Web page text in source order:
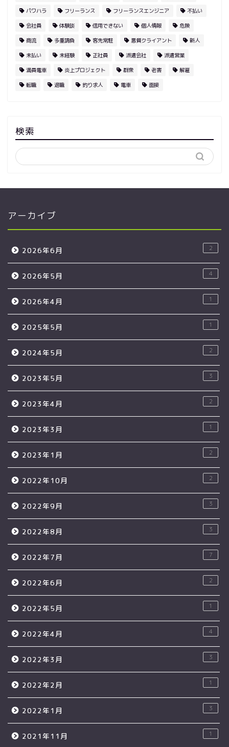
パワハラ フリーランス フリーランスエンジニア 不払い
会社員 体験談 信用できない 個人情報 危険
商流 多重請負 客先常駐 悪質クライアント 新人
未払い 未経験 正社員 派遣会社 派遣営業
満員電車 炎上プロジェクト 群衆 老害 解雇
転職 退職 釣り求人 電車 面接
検索
アーカイブ
2026年6月 2
2026年5月 4
2026年4月 1
2025年5月 1
2024年5月 2
2023年5月 3
2023年4月 2
2023年3月 1
2023年1月 2
2022年10月 2
2022年9月 3
2022年8月 3
2022年7月 7
2022年6月 2
2022年5月 1
2022年4月 4
2022年3月 3
2022年2月 1
2022年1月 3
2021年11月 1